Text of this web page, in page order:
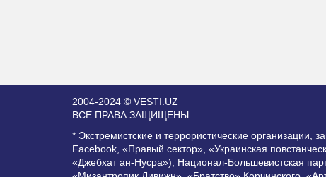
2004-2024 © VESTI.UZ
ВСЕ ПРАВА ЗАЩИЩЕНЫ
* Экстремистские и террористические
Facebook, «Правый сектор», «Украинская
«Джебхат ан-Нусра»), Национал-Большевистская